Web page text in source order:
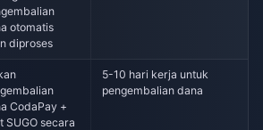
otomatis
diproses
CodaPay +
SUGO secara
5-10 hari kerja untuk
pengembalian dana